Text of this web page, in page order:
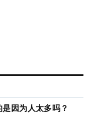
因为人太多吗？